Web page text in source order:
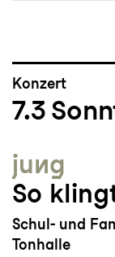
Konzert
7.3
jung
So
Schul- und
Tonhalle